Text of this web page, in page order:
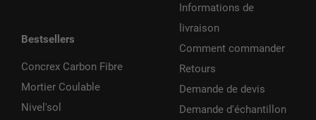
Bestsellers
Concrex Carbon Fibre
Mortier Coulable
Nivel'sol
Informations de
livraison
Comment commander
Retours
Demande de devis
Demande d'échantillon